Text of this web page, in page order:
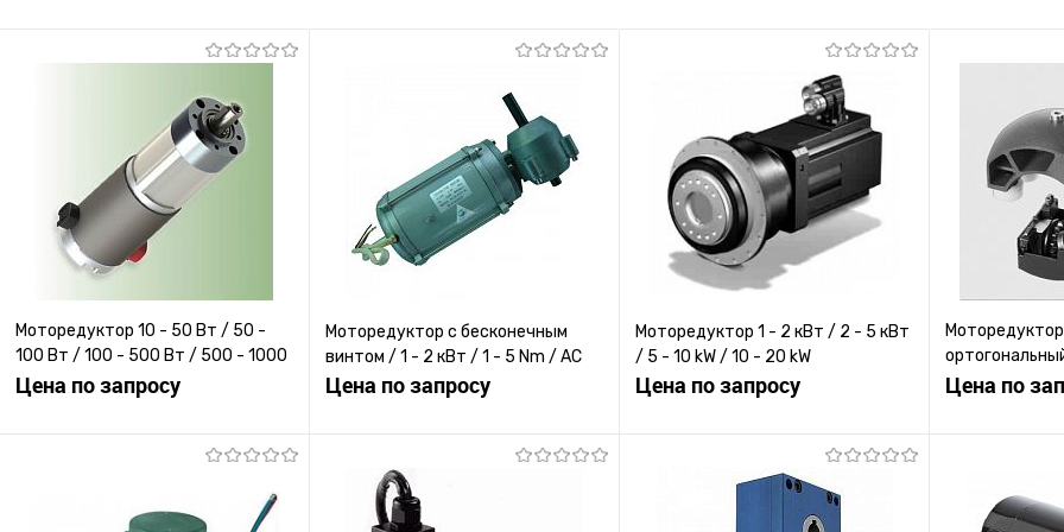
Моторедуктор 10 - 50 Вт / 50 -
100 Вт / 100 - 500 Вт / 500 - 1000
Вт
Цена по запросу
Запросить цену
Моторедуктор с бесконечным
винтом / 1 - 2 кВт / 1 - 5 Nm / AC
Цена по запросу
Запросить цену
Моторедуктор 1 - 2 кВт / 2 - 5 кВт
/ 5 - 10 kW / 10 - 20 kW
Цена по запросу
Запросить цену
зубчатой
Цена по